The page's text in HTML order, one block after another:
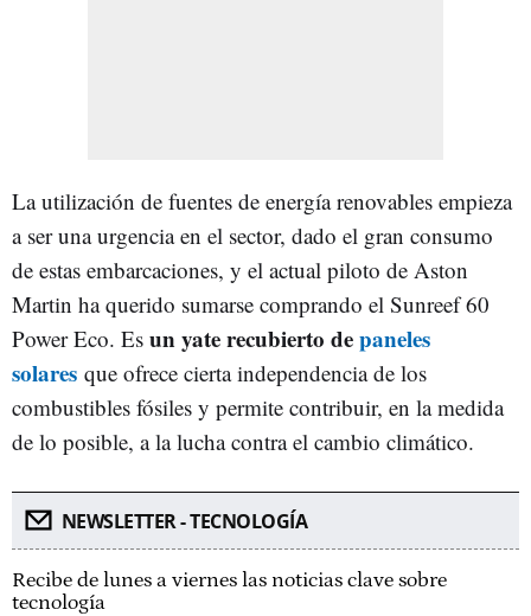
La utilización de fuentes de energía renovables empieza
a ser una urgencia en el sector, dado el gran consumo
de estas embarcaciones, y el actual piloto de Aston
Martin ha querido sumarse comprando el Sunreef 60
Power Eco. Es un yate recubierto depaneles
solares que ofrece cierta independencia de los
combustibles fósiles y permite contribuir, en la medida
de lo posible, a la lucha contra el cambio climático.
NEWSLETTER - TECNOLOGÍA
Recibe de lunes a viernes las noticias clave sobre
tecnología